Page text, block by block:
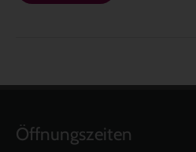
Öffnungszeiten